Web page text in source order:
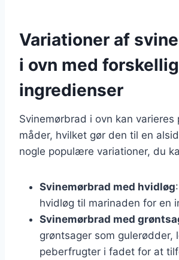
Variationer af
i ovn med
ingredienser
Svinemørbrad i ovn kan varieres
måder, hvilket gør den til en
nogle populære variationer, du
Svinemørbrad med hvidløg
hvidløg til marinaden for en
Svinemørbrad med
grøntsager som gulerødder,
peberfrugter i fadet for at